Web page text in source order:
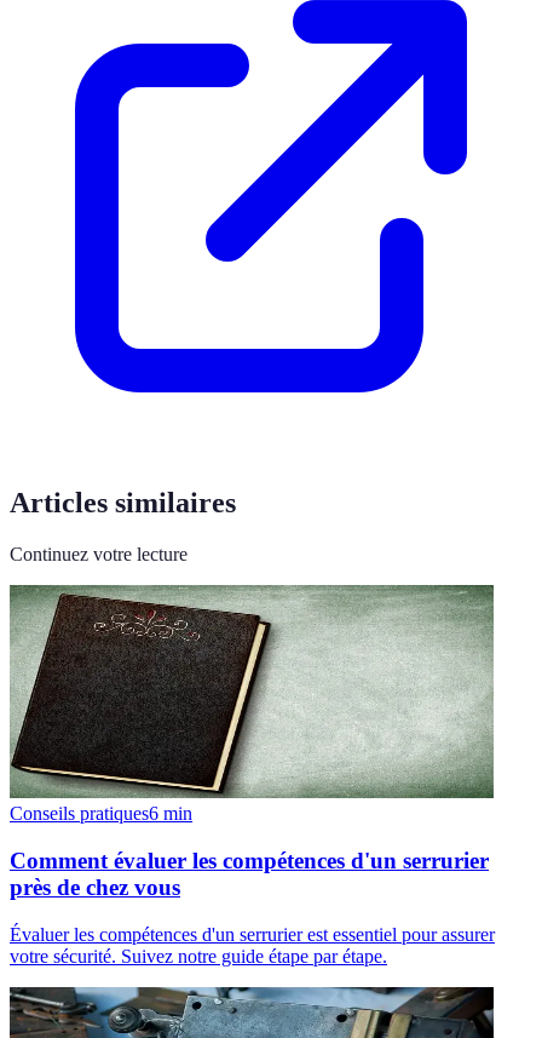
Articles similaires
Continuez votre lecture
Conseils pratiques6 min
Comment évaluer les compétences d'un serrurier
près de chez vous
Évaluer les compétences d'un serrurier est essentiel pour assurer
votre sécurité. Suivez notre guide étape par étape.